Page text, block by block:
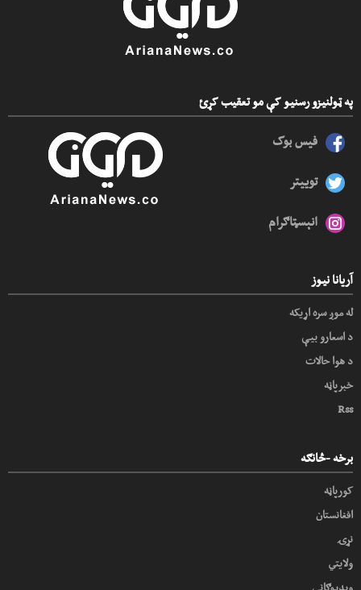
په ټولنیزو رسنیو کې مو تعقیب کړئ
فیس بوک
توییتر
انېسټاګرام
آریانا نیوز
له موږ سره اړیکه
د اسعارو بیې
د هوا حالات
خبرپاڼه
Rss
برخه -څانګه
کورپاڼه
افغانستان
نړۍ
ولایتي